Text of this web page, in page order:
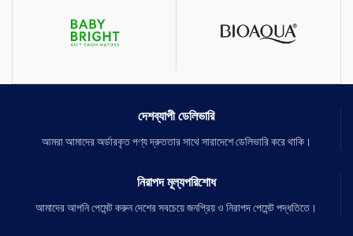
দেশব্যাপী ডেলিভারি
আমরা আমাদের অর্ডারকৃত পণ্য দ্রুততার সাথে সারাদেশে ডেলিভারি করে থাকি।
নিরাপদ মূল্যপরিশোধ
আমাদের আপনি পেমেন্ট করুন দেশের সবচেয়ে জনপ্রিয় ও নিরাপদ পেমেন্ট পদ্ধতিতে।